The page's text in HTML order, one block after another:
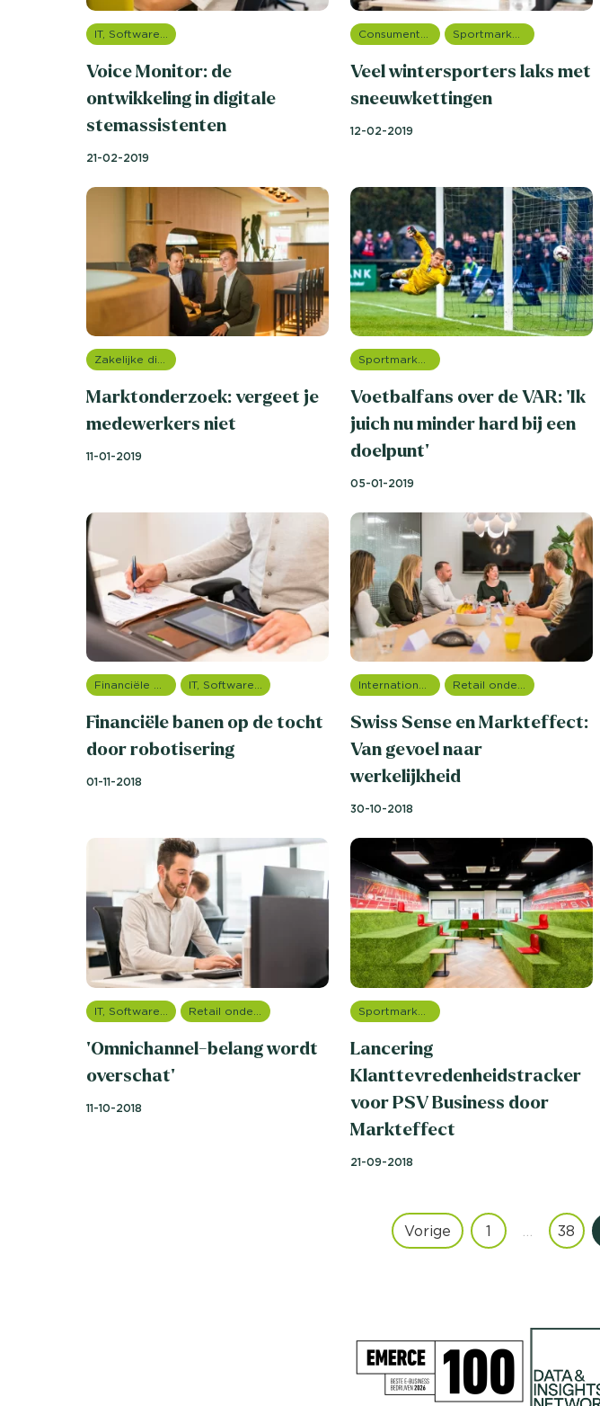
IT, Software & Telecom
Voice Monitor: de
ontwikkeling in digitale
stemassistenten
21-02-2019
Consumentenonderzoek Sportmarketing onderzoek
Veel wintersporters laks met
sneeuwkettingen
12-02-2019
Zakelijke dienstverlening (B2B)
Marktonderzoek: vergeet je
medewerkers niet
11-01-2019
Sportmarketing onderzoek
Voetbalfans over de VAR: ‘Ik
juich nu minder hard bij een
doelpunt’
05-01-2019
Financiële dienstverlening IT, Software & Telecom
Financiële banen op de tocht
door robotisering
01-11-2018
Internationale onderzoeken Retail onderzoek
Swiss Sense en Markteffect:
Van gevoel naar
werkelijkheid
30-10-2018
‘Omnichannel-belang wordt
overschat’
11-10-2018
Lancering
Klanttevredenheidstracker
voor PSV Business door
Markteffect
21-09-2018
Vorige 1 38